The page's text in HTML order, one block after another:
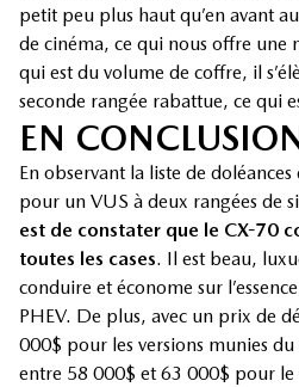
petit peu plus haut qu’en avant
de cinéma, ce qui nous offre une
qui est du volume de coffre, il
seconde rangée rabattue, ce qui
EN
En observant la liste de
pour un VUS à deux rangées de
est de constater que le CX-70
toutes les cases. Il est beau,
conduire et économe sur
PHEV. De plus, avec un prix de
000$ pour les versions munies
entre 58 000$ et 63 000$ pour le